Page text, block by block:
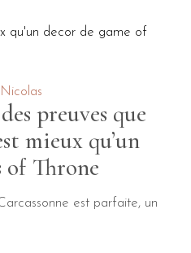
Nicolas
preuves que
mieux qu’un
of Throne
est parfaite, un